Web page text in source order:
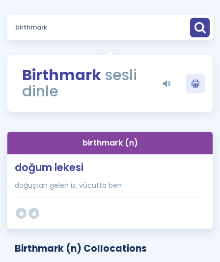
Sözlük
Rehberlik Aracı
ÖSYM Sınav Takvimi
İngilizce Gramer
Hakkımızda
Birthmark sesli
dinle
birthmark (n)
doğum lekesi
doğuştan gelen iz, vücutta ben
Birthmark (n) Collocations